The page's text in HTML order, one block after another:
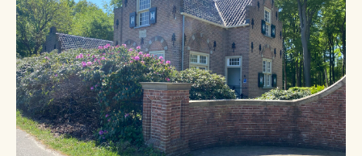
Momenteel alleen geopend voor besloten lunches, diners,
feesten en/of zakelijke bijeenkomsten.
Parkeren
Er is ruim voldoende parkeergelegenheid in de directe en
nabije omgeving.
Energielabel
Energielabel is niet verplicht voor het object.